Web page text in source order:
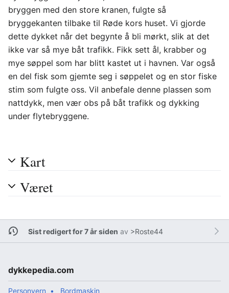
bryggen med den store kranen, fulgte så
bryggekanten tilbake til Røde kors huset. Vi gjorde
dette dykket når det begynte å bli mørkt, slik at det
ikke var så mye båt trafikk. Fikk sett ål, krabber og
mye søppel som har blitt kastet ut i havnen. Var også
en del fisk som gjemte seg i søppelet og en stor fiske
stim som fulgte oss. Vil anbefale denne plassen som
nattdykk, men vær obs på båt trafikk og dykking
under flytebryggene.
Kart
Været
Sist redigert for 7 år siden av >Roste44
dykkepedia.com
Personvern Bordmaskin